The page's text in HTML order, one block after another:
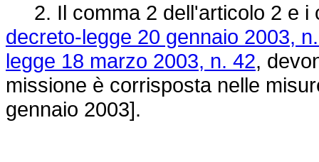
2. Il comma 2 dell'articolo 2 e i
decreto-legge 20 gennaio 2003,
legge 18 marzo 2003, n. 42,
missione è corrisposta nelle
gennaio 2003].